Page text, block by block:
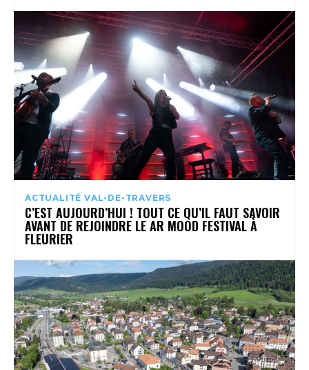
ACTUALITÉ VAL-DE-TRAVERS
C’EST AUJOURD’HUI ! TOUT CE QU’IL FAUT SAVOIR
AVANT DE REJOINDRE LE AR MOOD FESTIVAL À
FLEURIER